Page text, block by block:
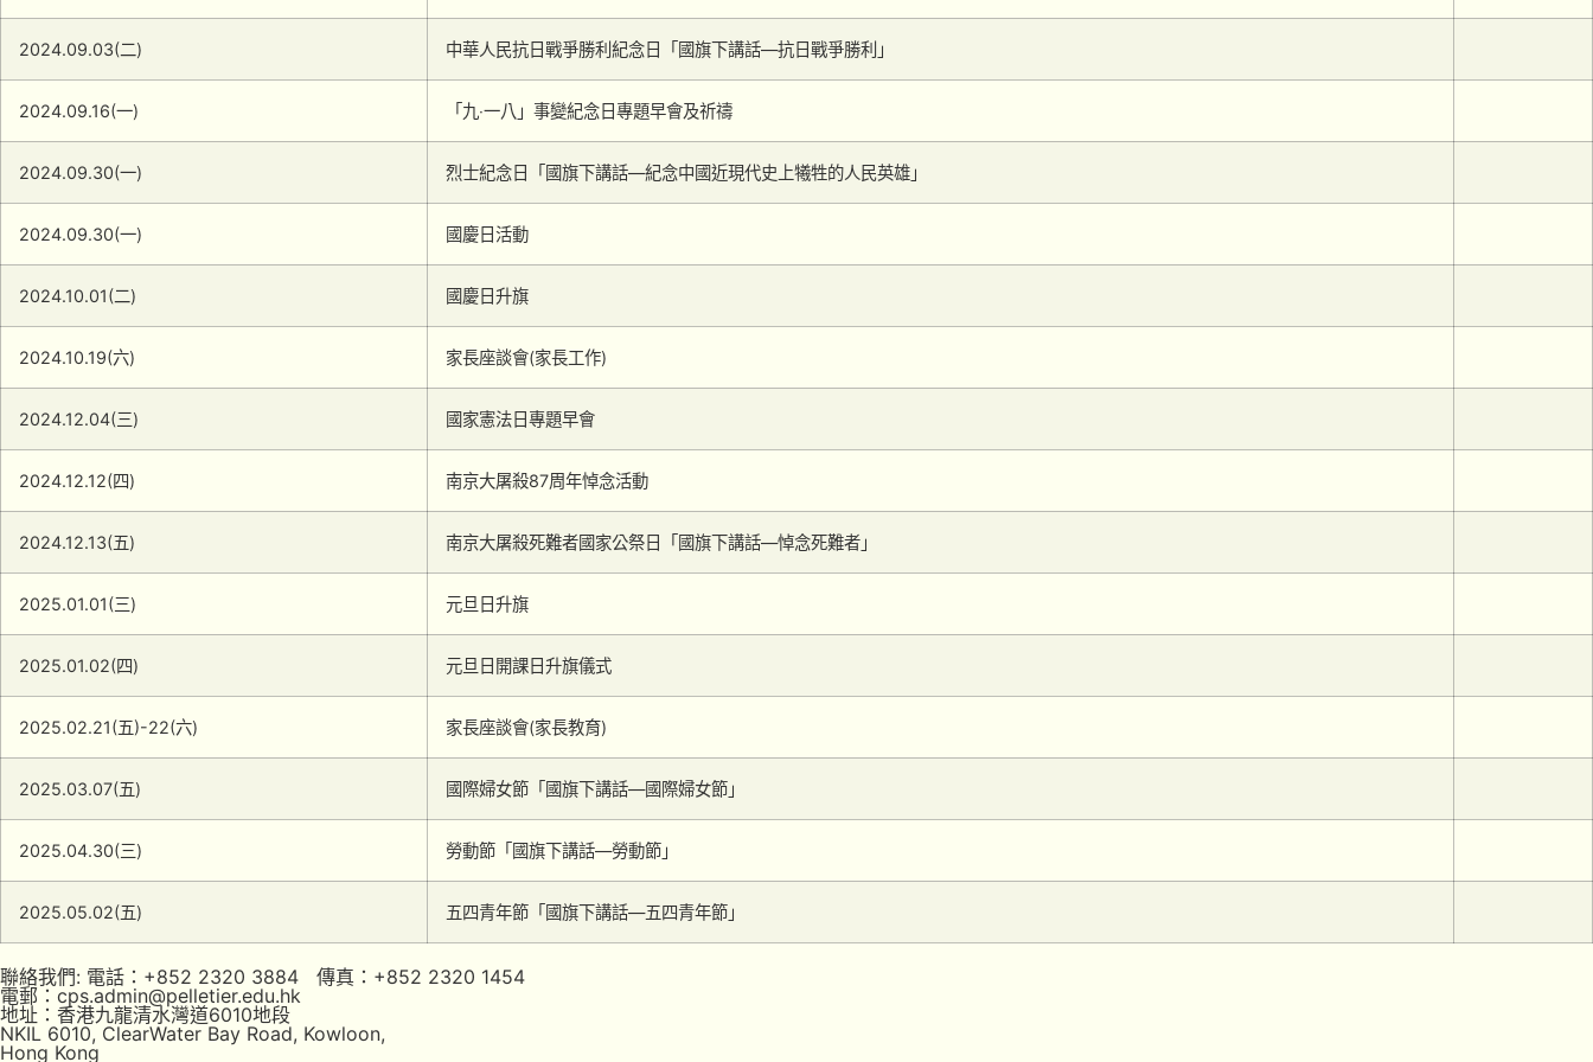
2024.09.03(二) 中華人民抗日戰爭勝利紀念日「國旗下講話—抗日戰爭勝利」
2024.09.16(一) 「九‧一八」事變紀念日專題早會及祈禱
2024.09.30(一) 烈士紀念日「國旗下講話—紀念中國近現代史上犧牲的人民英雄」
2024.09.30(一) 國慶日活動
2024.10.01(二) 國慶日升旗
2024.10.19(六) 家長座談會(家長工作)
2024.12.04(三) 國家憲法日專題早會
2024.12.12(四) 南京大屠殺87周年悼念活動
2024.12.13(五) 南京大屠殺死難者國家公祭日「國旗下講話—悼念死難者」
2025.01.01(三) 元旦日升旗
2025.01.02(四) 元旦日開課日升旗儀式
2025.02.21(五)-22(六) 家長座談會(家長教育)
2025.03.07(五) 國際婦女節「國旗下講話—國際婦女節」
2025.04.30(三) 勞動節「國旗下講話—勞動節」
2025.05.02(五) 五四青年節「國旗下講話—五四青年節」
聯絡我們: 電話：+852 2320 3884 傳真：+852 2320 1454
電郵：cps.admin@pelletier.edu.hk
地址：香港九龍清水灣道6010地段
NKIL 6010, ClearWater Bay Road, Kowloon,
Hong Kong